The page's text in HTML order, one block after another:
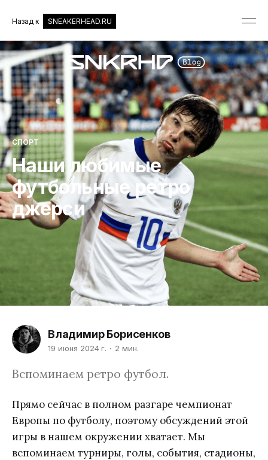
Назад к SNEAKERHEAD.RU
СПОРТ
Наши любимые
футбольные ретро
джерси
Владимир Борисенков
19 июня 2024 г. 2 мин.
Вспоминаем ретро футбол.
Прямо сейчас в полном разгаре чемпионат
Европы по футболу, поэтому обсуждений этой
игры в нашем окружении хватает. Мы
вспоминаем турниры, голы, события, стадионы,